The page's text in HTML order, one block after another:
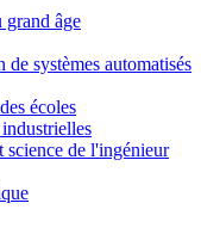
grand âge
systèmes automatisés
écoles
science de l'ingénieur